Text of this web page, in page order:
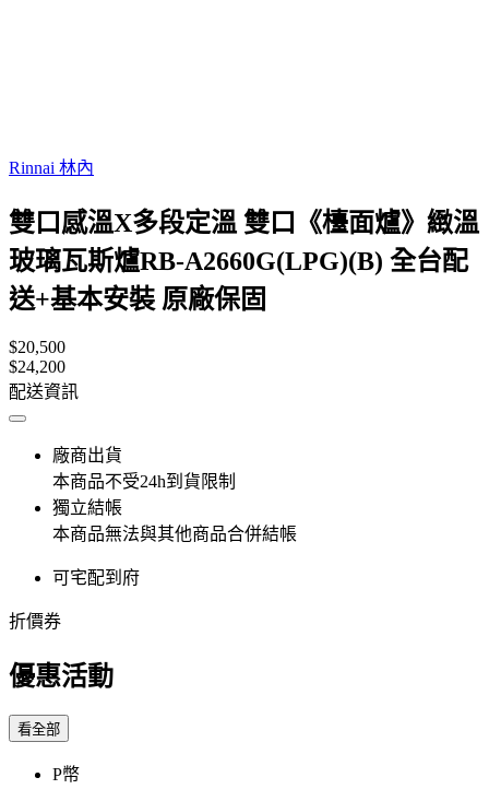
Rinnai 林內
雙口感溫X多段定溫 雙口《檯面爐》緻溫
玻璃瓦斯爐RB-A2660G(LPG)(B) 全台配
送+基本安裝 原廠保固
$20,500
$24,200
配送資訊
廠商出貨
本商品不受24h到貨限制
獨立結帳
本商品無法與其他商品合併結帳
可宅配到府
折價券
優惠活動
看全部
P幣